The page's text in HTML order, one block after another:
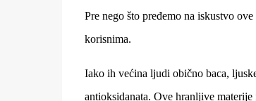
Pre nego što pređemo na iskustvo
korisnima.
Iako ih većina ljudi obično baca,
antioksidanata. Ove hranljive